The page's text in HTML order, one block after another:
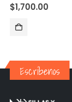
0out of 5
$1,700.00
Escríbenos